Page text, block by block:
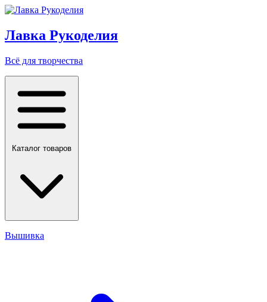
Лавка Рукоделия
Всё для творчества
Каталог товаров
Вышивка